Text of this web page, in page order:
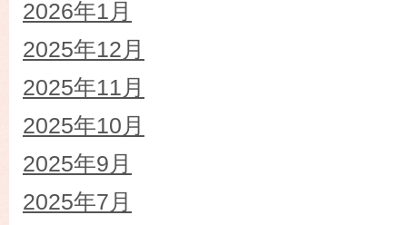
2026年1月
2025年12月
2025年11月
2025年10月
2025年9月
2025年7月